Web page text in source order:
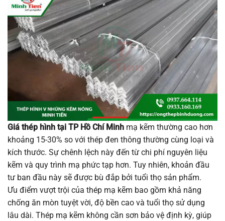
Giá thép hình tại TP Hồ Chí Minh mạ kẽm thường cao hơn
khoảng 15-30% so với thép đen thông thường cùng loại và
kích thước. Sự chênh lệch này đến từ chi phí nguyên liệu
kẽm và quy trình mạ phức tạp hơn. Tuy nhiên, khoản đầu
tư ban đầu này sẽ được bù đắp bởi tuổi thọ sản phẩm.
Ưu điểm vượt trội của thép mạ kẽm bao gồm khả năng
chống ăn mòn tuyệt vời, độ bền cao và tuổi thọ sử dụng
lâu dài. Thép mạ kẽm không cần sơn bảo vệ định kỳ, giúp